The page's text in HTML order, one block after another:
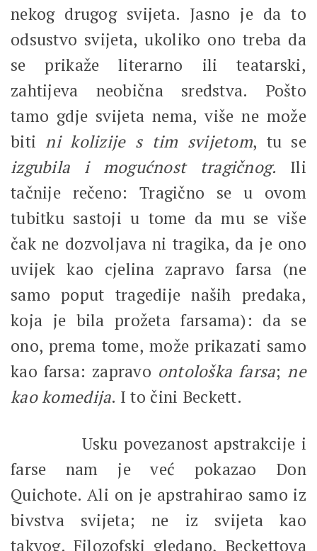
nekog drugog svijeta. Jasno je da to
odsustvo svijeta, ukoliko ono treba da
se prikaže literarno ili teatarski,
zahtijeva neobična sredstva. Pošto
tamo gdje svijeta nema, više ne može
bitini kolizije s tim svijetom, tu se
izgubila i mogućnost tragičnog. Ili
tačnije rečeno: Tragično se u ovom
tubitku sastoji u tome da mu se više
čak ne dozvoljava ni tragika, da je ono
uvijek kao cjelina zapravo farsa (ne
samo poput tragedije naših predaka,
koja je bila prožeta farsama): da se
ono, prema tome, može prikazati samo
kao farsa: zapravo ontološka farsa;ne
kao komedija. I to čini Beckett.
Usku povezanost apstrakcije i
farse nam je već pokazao Don
Quichote. Ali on je apstrahirao samo iz
bivstva svijeta; ne iz svijeta kao
takvog. Filozofski gledano, Beckettova